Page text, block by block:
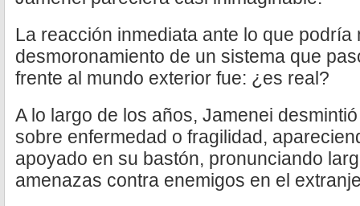
La reacción inmediata ante lo que podría
desmoronamiento de un sistema que
frente al mundo exterior fue: ¿es real?
A lo largo de los años, Jamenei
sobre enfermedad o fragilidad,
apoyado en su bastón, pronunciando
amenazas contra enemigos en el